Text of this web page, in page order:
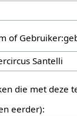
of
die met deze
eerder):